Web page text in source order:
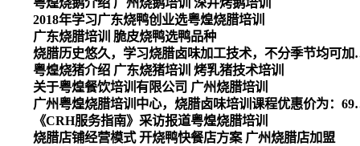
2018年学习广东烧鸭创业选粤煌烧腊培训
广东烧腊培训 脆皮烧鸭选鸭品种
烧腊历史悠久，学习
粤煌烧猪介绍 广东烧猪培训 烤乳猪技术培训
关于粤煌餐饮培训有限公司 广州烧腊培训
广州粤煌烧腊培训中心，烧腊卤味培训课程优惠价为：6980元
《CRH服务指南》采访报道粤煌烧腊培训
烧腊店铺经营模式 开烧鸭快餐店方案 广州烧腊店加盟